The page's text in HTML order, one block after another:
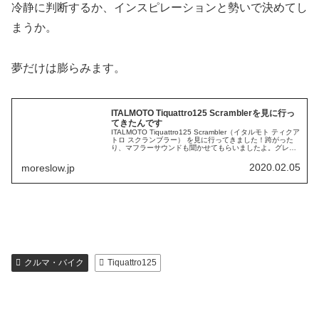
冷静に判断するか、インスピレーションと勢いで決めてし
まうか。
夢だけは膨らみます。
ITALMOTO Tiquattro125 Scramblerを見に行っ
てきたんです
ITALMOTO Tiquattro125 Scrambler（イタルモト ティクア
トロ スクランブラー） を見に行ってきました！跨がった
り、マフラーサウンドも聞かせてもらいましたよ。グレー
moreslow.jp 2020.02.05
クルマ・バイク Tiquattro125